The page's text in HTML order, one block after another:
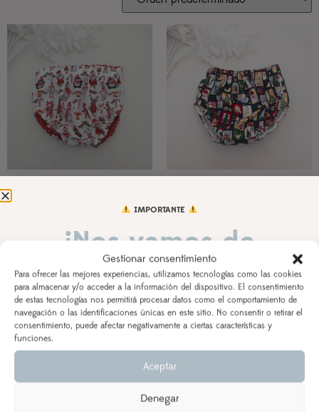
Gestionar consentimiento
Para ofrecer las mejores experiencias, utilizamos tecnologías como las cookies
para almacenar y/o acceder a la información del dispositivo. El consentimiento
de estas tecnologías nos permitirá procesar datos como el comportamiento de
navegación o las identificaciones únicas en este sitio. No consentir o retirar el
consentimiento, puede afectar negativamente a ciertas características y
funciones.
Aceptar
Denegar
navidad fondo blanco
Seleccionar opciones
Añadir a lista de deseos
navidad fondo oscuro
Seleccionar opciones
Añadir a lista de deseos
IMPORTANTE
¡Nos vamos de
vacaciones!
DEL 3 AL 21 DE AGOSTO
Los pedidos realizados a partir del 28 de julio
saldrán,
según orden de entrada y tiempo de procesamiento
(indicado en la descripción del producto), a partir del
24 de agosto.
Se priorizarán aquellos realizados con ENVÍO